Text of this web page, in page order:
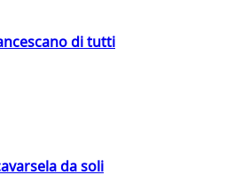
di tutti
da soli